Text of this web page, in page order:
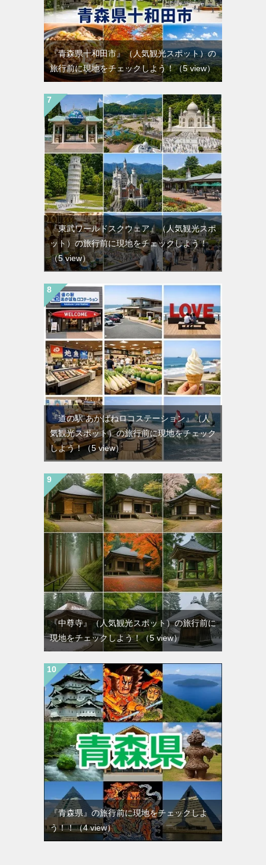
『青森県十和田市』（人気観光スポット）の
旅行前に現地をチェックしよう！（5 view）
『東武ワールドスクウェア』（人気観光スポ
ット）の旅行前に現地をチェックしよう！
（5 view）
『道の駅 あかばねロコステーション』（人
気観光スポット）の旅行前に現地をチェック
しよう！（5 view）
『中尊寺』（人気観光スポット）の旅行前に
現地をチェックしよう！（5 view）
『青森県』の旅行前に現地をチェックしよ
う！！（4 view）